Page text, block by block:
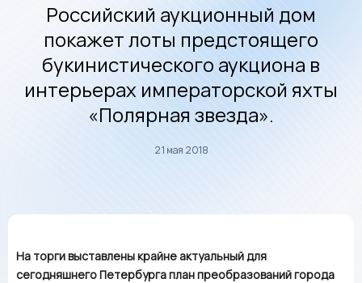
Российский аукционный дом
покажет лоты предстоящего
букинистического аукциона в
интерьерах императорской яхты
«Полярная звезда».
21 мая 2018
На торги выставлены крайне актуальный для
сегодняшнего Петербурга план преобразований города